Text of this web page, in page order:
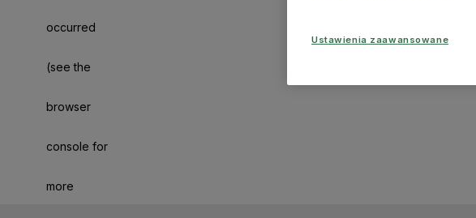
occurred
(see the
browser
console for
more
Ustawienia zaawansowane